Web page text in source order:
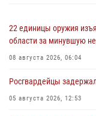
22 единицы оружия
области за минувшую
08 августа 2026, 06:04
Росгвардейцы
05 августа 2026, 12:53